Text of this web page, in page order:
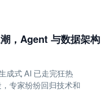
，Agent 与数据架构
成式 AI 已走完狂热
专家纷纷回归技术和